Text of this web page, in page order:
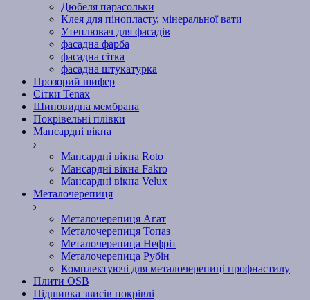
Дюбеля парасольки
Клея для пінопласту, мінеральної вати
Утеплювач для фасадів
фасадна фарба
фасадна сітка
фасадна штукатурка
Прозорий шифер
Сітки Tenax
Шиповидна мембрана
Покрівельні плівки
Мансардні вікна
Мансардні вікна Roto
Мансардні вікна Fakro
Мансардні вікна Velux
Металочерепиця
Металочерепиця Агат
Металочерепиця Топаз
Металочерепица Нефріт
Металочерепица Рубін
Комплектуючі для металочерепиці профнастилу
Плити OSB
Підшивка звисів покрівлі